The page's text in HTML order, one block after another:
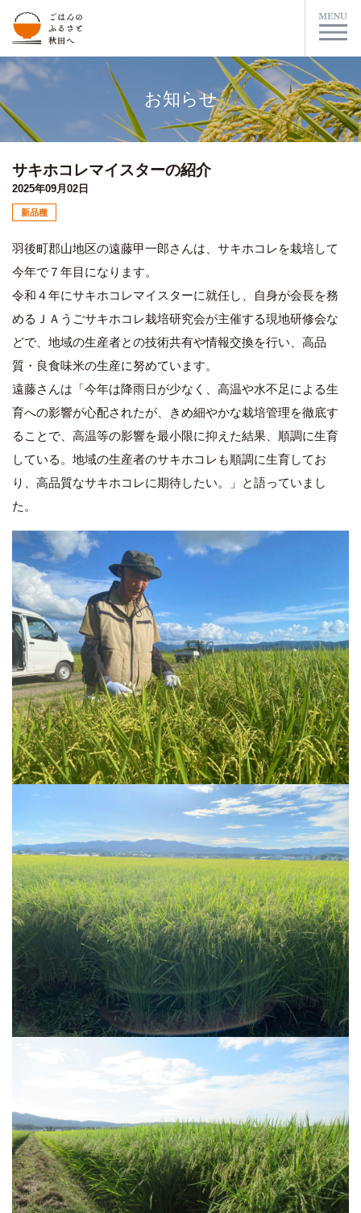
お知らせ
サキホコレマイスターの紹介
2025年09月02日
新品種
羽後町郡山地区の遠藤甲一郎さんは、サキホコレを栽培して
今年で７年目になります。
令和４年にサキホコレマイスターに就任し、自身が会長を務
めるＪＡうごサキホコレ栽培研究会が主催する現地研修会な
どで、地域の生産者との技術共有や情報交換を行い、高品
質・良食味米の生産に努めています。
遠藤さんは「今年は降雨日が少なく、高温や水不足による生
育への影響が心配されたが、きめ細やかな栽培管理を徹底す
ることで、高温等の影響を最小限に抑えた結果、順調に生育
している。地域の生産者のサキホコレも順調に生育してお
り、高品質なサキホコレに期待したい。」と語っていまし
た。